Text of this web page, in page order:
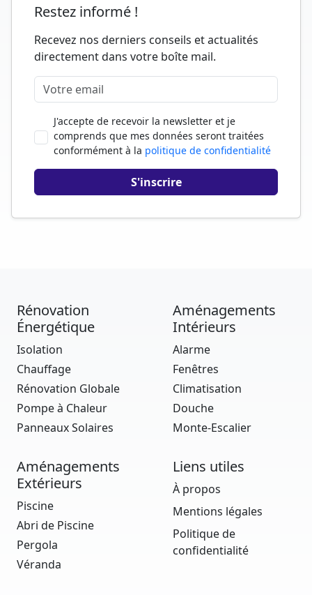
Restez informé !
Recevez nos derniers conseils et actualités
directement dans votre boîte mail.
J'accepte de recevoir la newsletter et je
comprends que mes données seront traitées
conformément à la politique de confidentialité
Rénovation
Énergétique
Isolation
Chauffage
Rénovation Globale
Pompe à Chaleur
Panneaux Solaires
Aménagements
Intérieurs
Alarme
Fenêtres
Climatisation
Douche
Monte-Escalier
Aménagements
Extérieurs
Piscine
Abri de Piscine
Pergola
Véranda
Liens utiles
À propos
Mentions légales
Politique de
confidentialité